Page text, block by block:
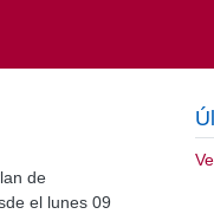
de
el lunes 09